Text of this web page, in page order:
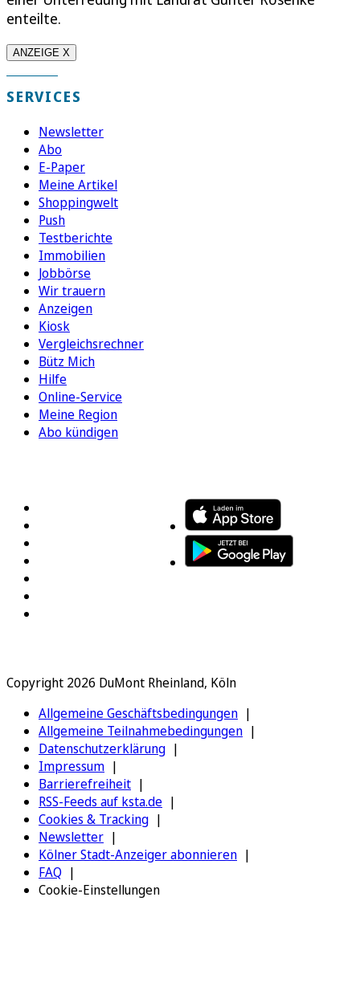
enteilte.
ANZEIGE X
SERVICES
Newsletter
Abo
E-Paper
Meine Artikel
Shoppingwelt
Push
Testberichte
Immobilien
Jobbörse
Wir trauern
Anzeigen
Kiosk
Vergleichsrechner
Bütz Mich
Hilfe
Online-Service
Meine Region
Abo kündigen
Copyright 2026 DuMont Rheinland, Köln
Allgemeine Geschäftsbedingungen
Allgemeine Teilnahmebedingungen
Datenschutzerklärung
Impressum
Barrierefreiheit
RSS-Feeds auf ksta.de
Cookies & Tracking
Newsletter
Kölner Stadt-Anzeiger abonnieren
FAQ
Cookie-Einstellungen